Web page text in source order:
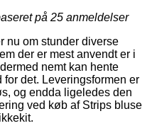
på 25 anmeldelser
nu om stunder diverse
der er mest anvendt er i
nemt kan hente
det. Leveringsformen er
og endda ligeledes den
ved køb af Strips bluse